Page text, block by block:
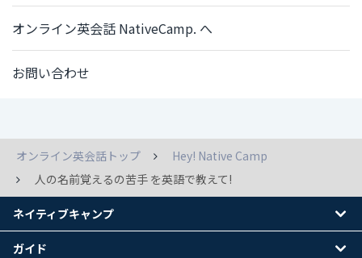
オンライン英会話 NativeCamp. へ
お問い合わせ
オンライン英会話トップ
Hey! Native Camp
人の名前覚えるの苦手 を英語で教えて!
ネイティブキャンプ
ガイド